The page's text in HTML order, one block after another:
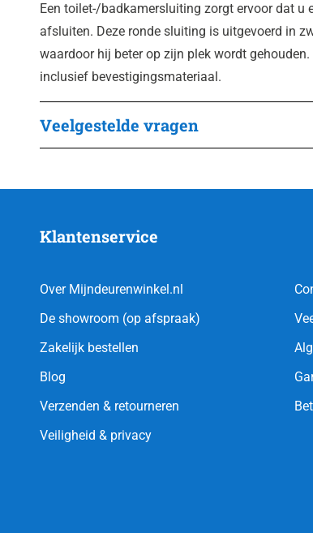
Een toilet-/badkamersluiting zorgt ervoor dat u
afsluiten. Deze ronde sluiting is uitgevoerd in
waardoor hij beter op zijn plek wordt
inclusief bevestigingsmateriaal.
Veelgestelde vragen
Klantenservice
Over Mijndeurenwinkel.nl
De showroom (op afspraak)
Zakelijk bestellen
Blog
Verzenden & retourneren
Veiligheid & privacy